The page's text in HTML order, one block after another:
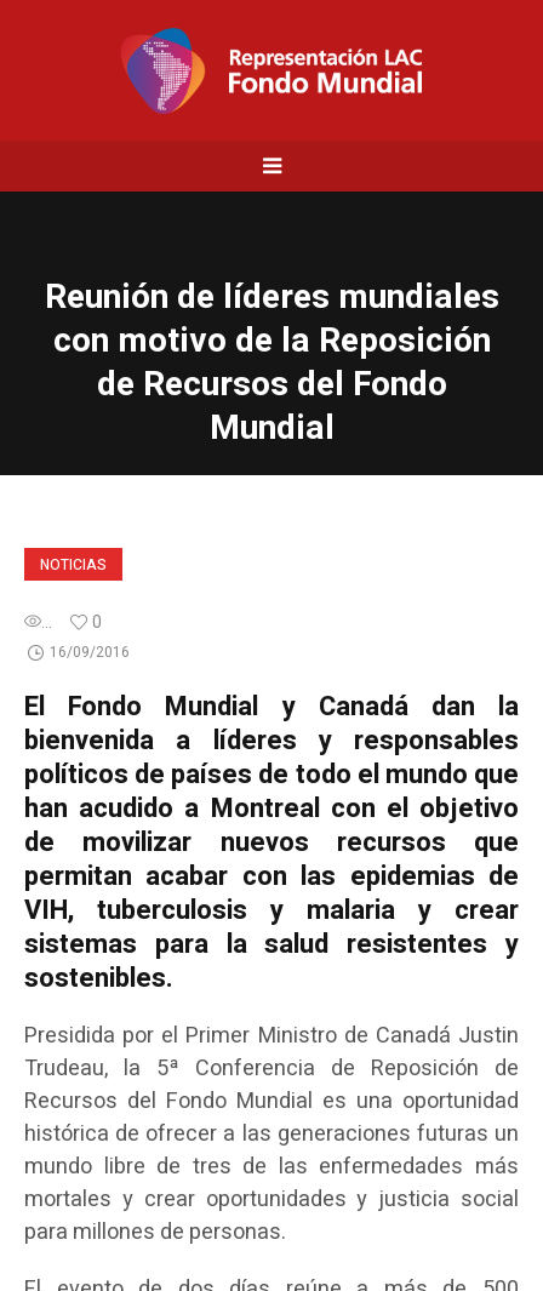
Reunión de líderes mundiales
con motivo de la Reposición
de Recursos del Fondo
Mundial
NOTICIAS
... 0
16/09/2016
El Fondo Mundial y Canadá dan la
bienvenida a líderes y responsables
políticos de países de todo el mundo que
han acudido a Montreal con el objetivo
de movilizar nuevos recursos que
permitan acabar con las epidemias de
VIH, tuberculosis y malaria y crear
sistemas para la salud resistentes y
sostenibles.
Presidida por el Primer Ministro de Canadá Justin
Trudeau, la 5ª Conferencia de Reposición de
Recursos del Fondo Mundial es una oportunidad
histórica de ofrecer a las generaciones futuras un
mundo libre de tres de las enfermedades más
mortales y crear oportunidades y justicia social
para millones de personas.